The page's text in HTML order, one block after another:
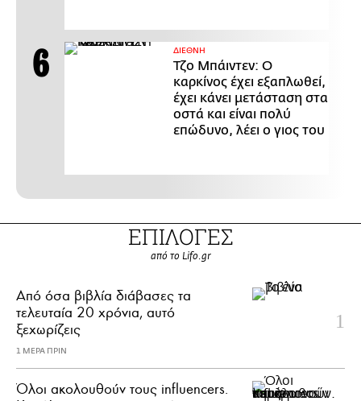
ΔΙΕΘΝΗ
Τζο Μπάιντεν: Ο
καρκίνος έχει εξαπλωθεί,
έχει κάνει μετάσταση στα
οστά και είναι πολύ
επώδυνο, λέει ο γιος του
ΕΠΙΛΟΓΕΣ
από το Lifo.gr
Από όσα βιβλία διάβασες τα
τελευταία 20 χρόνια, αυτό
ξεχωρίζεις
1 ΜΕΡΑ ΠΡΙΝ
Όλοι ακολουθούν τους influencers.